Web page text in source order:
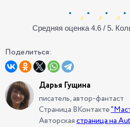
Средняя оценка 4.6/ 5.
Поделиться:
Дарья Гущина
писатель, автор-фантаст
Страница ВКонтакте
Авторскаястраница на